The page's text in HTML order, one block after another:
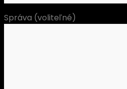
Správa (voliteľné)